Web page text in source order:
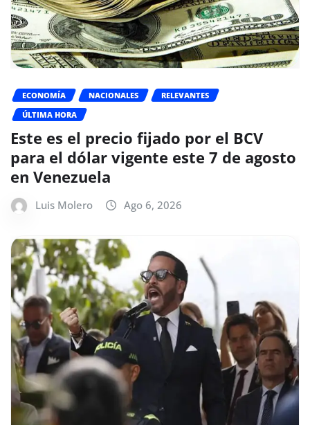
ECONOMÍA NACIONALES
RELEVANTES
ÚLTIMA HORA
Este es el precio fijado por el BCV
para el dólar vigente este 7 de agosto
en Venezuela
Luis Molero Ago 6, 2026